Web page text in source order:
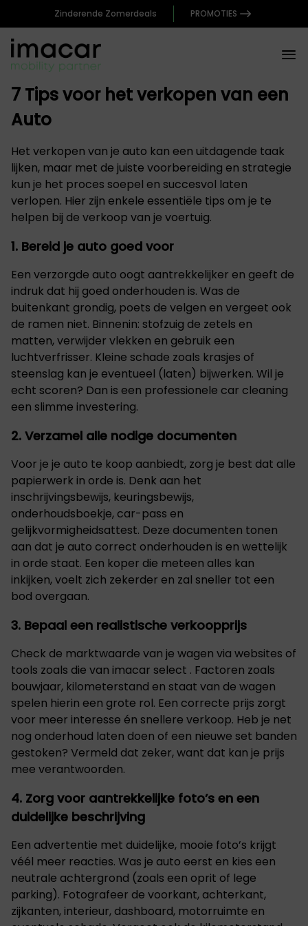
Zinderende Zomerdeals PROMOTIES
7 Tips voor het verkopen van een
Auto
Het verkopen van je auto kan een uitdagende taak
lijken, maar met de juiste voorbereiding en strategie
kun je het proces soepel en succesvol laten
verlopen. Hier zijn enkele essentiële tips om je te
helpen bij de verkoop van je voertuig.
1. Bereid je auto goed voor
Een verzorgde auto oogt aantrekkelijker en geeft de
indruk dat hij goed onderhouden is. Was de
buitenkant grondig, poets de velgen en vergeet ook
de ramen niet. Binnenin: stofzuig de zetels en
matten, verwijder vlekken en gebruik een
luchtverfrisser. Kleine schade zoals krasjes of
steenslag kan je eventueel (laten) bijwerken. Wil je
echt scoren? Dan is een professionele car cleaning
een slimme investering.
2. Verzamel alle nodige documenten
Voor je je auto te koop aanbiedt, zorg je best dat alle
papierwerk in orde is. Denk aan het
inschrijvingsbewijs, keuringsbewijs,
onderhoudsboekje, car-pass en
gelijkvormigheidsattest. Deze documenten tonen
aan dat je auto correct onderhouden is en wettelijk
in orde staat. Een koper die meteen alles kan
inkijken, voelt zich zekerder en zal sneller tot een
bod overgaan.
3. Bepaal een realistische verkoopprijs
Check de marktwaarde van je wagen via websites of
tools zoals die van imacar select . Factoren zoals
bouwjaar, kilometerstand en staat van de wagen
spelen hierin een grote rol. Een correcte prijs zorgt
voor meer interesse én snellere verkoop. Heb je net
nog onderhoud laten doen of een nieuwe set banden
gestoken? Vermeld dat zeker, want dat kan je prijs
mee verantwoorden.
4. Zorg voor aantrekkelijke foto’s en een
duidelijke beschrijving
Een advertentie met duidelijke, mooie foto’s krijgt
véél meer reacties. Was je auto eerst en kies een
neutrale achtergrond (zoals een oprit of lege
parking). Fotografeer de voorkant, achterkant,
zijkanten, interieur, dashboard, motorruimte en